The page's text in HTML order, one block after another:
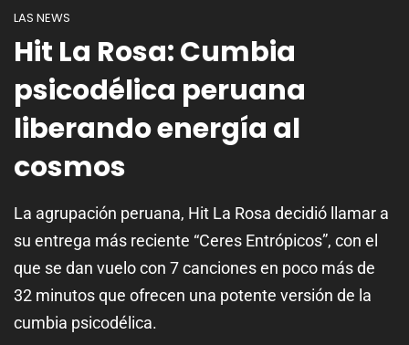
LAS NEWS
Hit La Rosa: Cumbia
psicodélica peruana
liberando energía al
cosmos
La agrupación peruana, Hit La Rosa decidió llamar a
su entrega más reciente “Ceres Entrópicos”, con el
que se dan vuelo con 7 canciones en poco más de
32 minutos que ofrecen una potente versión de la
cumbia psicodélica.